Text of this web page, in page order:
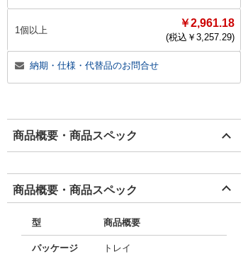
1個以上
￥2,961.18
(税込￥ 3,257.29)
納期・仕様・代替品のお問合せ
商品概要・商品スペック
商品概要・商品スペック
型 商品概要
パッケージ トレイ